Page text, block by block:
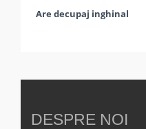
Are decupaj inghinal
DESPRE NOI